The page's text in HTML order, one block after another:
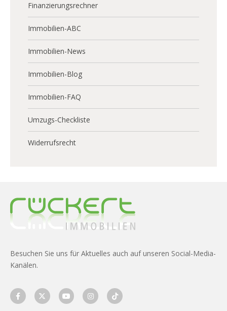
Finanzierungsrechner
Immobilien-ABC
Immobilien-News
Immobilien-Blog
Immobilien-FAQ
Umzugs-Checkliste
Widerrufsrecht
Besuchen Sie uns für Aktuelles auch auf unseren Social-Media-
Kanälen.